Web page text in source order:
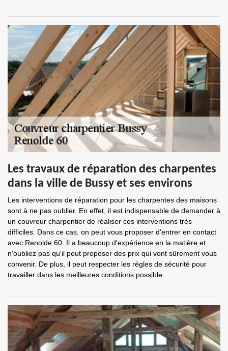
Les travaux de réparation des charpentes
dans la ville de Bussy et ses environs
Les interventions de réparation pour les charpentes des maisons
sont à ne pas oublier. En effet, il est indispensable de demander à
un couvreur charpentier de réaliser ces interventions très
difficiles. Dans ce cas, on peut vous proposer d'entrer en contact
avec Renolde 60. Il a beaucoup d'expérience en la matière et
n'oubliez pas qu'il peut proposer des prix qui vont sûrement vous
convenir. De plus, il peut respecter les règles de sécurité pour
travailler dans les meilleures conditions possible.